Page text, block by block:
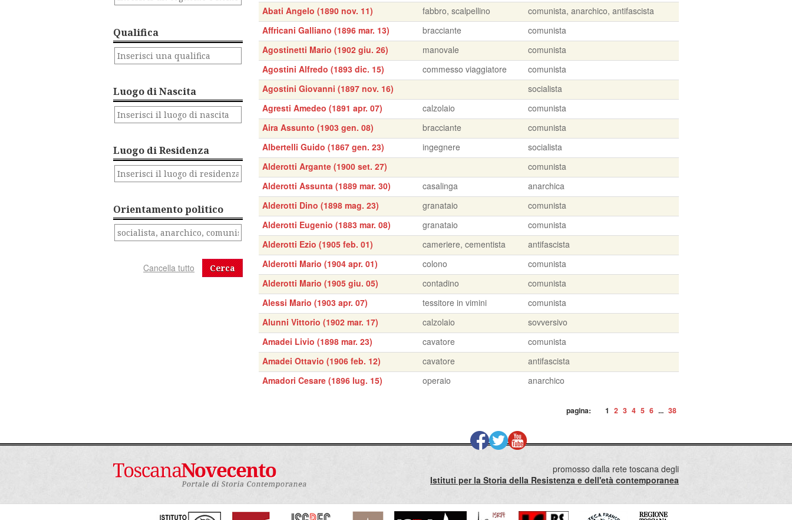
Qualifica
Luogo di Nascita
Luogo di Residenza
Orientamento politico
Cerca
Abati Angelo (1890 nov. 11) fabbro, scalpellino
comunista, anarchico, antifascista
Affricani Galliano (1896 mar. 13)
bracciante
comunista
Agostinetti Mario (1902 giu. 26)
manovale
comunista
Agostini Alfredo (1893 dic. 15)
commesso viaggiatore
comunista
Agostini Giovanni (1897 nov. 16)
socialista
Agresti Amedeo (1891 apr. 07)
calzolaio
comunista
Aira Assunto (1903 gen. 08)
bracciante
comunista
Albertelli Guido (1867 gen. 23)
ingegnere
socialista
Alderotti Argante (1900 set. 27)
comunista
Alderotti Assunta (1889 mar. 30)
casalinga
anarchica
Alderotti Dino (1898 mag. 23)
granataio
comunista
Alderotti Eugenio (1883 mar. 08)
granataio
comunista
Alderotti Ezio (1905 feb. 01)
cameriere, cementista
antifascista
Alderotti Mario (1904 apr. 01)
colono
comunista
Alderotti Mario (1905 giu. 05)
contadino
comunista
Alessi Mario (1903 apr. 07)
tessitore in vimini
comunista
Alunni Vittorio (1902 mar. 17)
calzolaio
sovversivo
Amadei Livio (1898 mar. 23)
cavatore
comunista
Amadei Ottavio (1906 feb. 12)
cavatore
antifascista
Amadori Cesare (1896 lug. 15)
operaio anarchico
pagina: 1 2 3 4 5 6 ... 38
promosso dalla rete toscana degli
Istituti per la Storia della Resistenza e dell'età contemporanea